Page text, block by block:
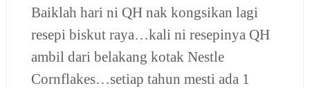
Baiklah hari ni QH nak kongsikan lagi
resepi biskut raya…kali ni resepinya QH
ambil dari belakang kotak Nestle
Cornflakes…setiap tahun mesti ada 1